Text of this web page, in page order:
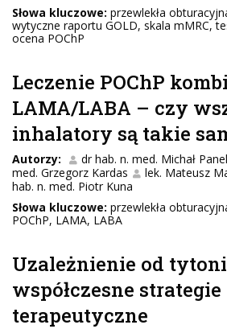
Słowa kluczowe: przewlekła
wytyczne raportu GOLD, skala mMRC,
ocena POChP
Leczenie POChP
LAMA/LABA – czy
inhalatory są takie
Autorzy: dr hab. n. med. Michał
med. Grzegorz Kardas
lek. Mateusz
hab. n. med. Piotr Kuna
Słowa kluczowe: przewlekła
POChP, LAMA, LABA
Uzależnienie od
współczesne strategie
terapeutyczne